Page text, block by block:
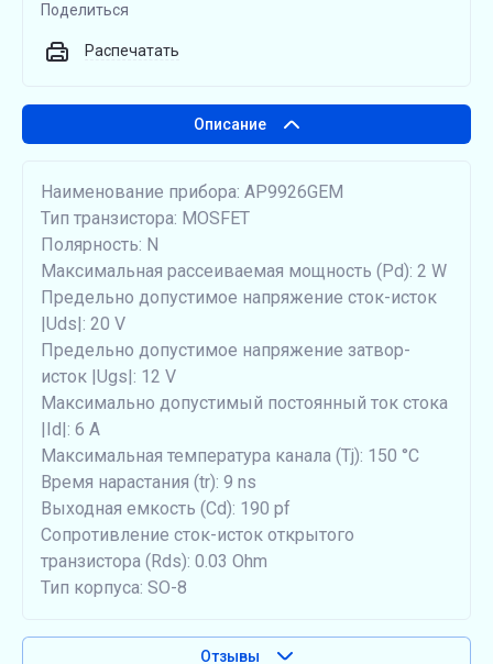
Поделиться
Распечатать
Описание
Наименование прибора: AP9926GEM
Тип транзистора: MOSFET
Полярность: N
Максимальная рассеиваемая мощность (Pd): 2 W
Предельно допустимое напряжение сток-исток
|Uds|: 20 V
Предельно допустимое напряжение затвор-
исток |Ugs|: 12 V
Максимально допустимый постоянный ток стока
|Id|: 6 A
Максимальная температура канала (Tj): 150 °C
Время нарастания (tr): 9 ns
Выходная емкость (Cd): 190 pf
Сопротивление сток-исток открытого
транзистора (Rds): 0.03 Ohm
Тип корпуса: SO-8
Отзывы